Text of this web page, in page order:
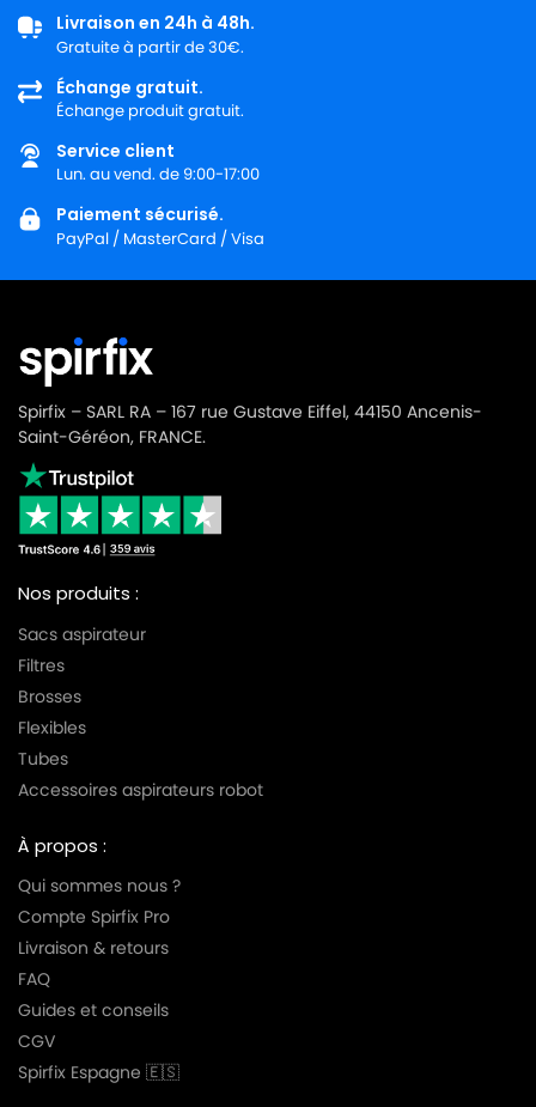
Livraison en 24h à 48h.
Gratuite à partir de 30€.
Échange gratuit.
Échange produit gratuit.
Service client
Lun. au vend. de 9:00-17:00
Paiement sécurisé.
PayPal / MasterCard / Visa
Spirfix – SARL RA – 167 rue Gustave Eiffel, 44150 Ancenis-
Saint-Géréon, FRANCE.
Nos produits :
Sacs aspirateur
Filtres
Brosses
Flexibles
Tubes
Accessoires aspirateurs robot
À propos :
Qui sommes nous ?
Compte Spirfix Pro
Livraison & retours
FAQ
Guides et conseils
CGV
Spirfix Espagne 🇪🇸